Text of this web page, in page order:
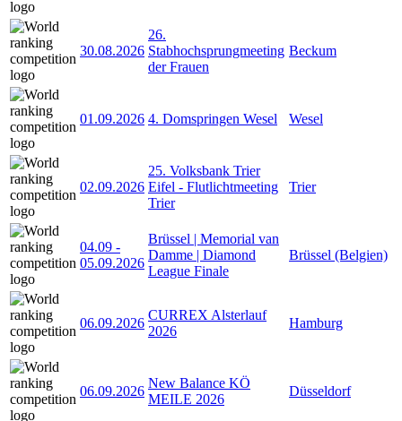
30.08.2026
26.
Stabhochsprungmeeting
der Frauen
Beckum
01.09.2026 4. Domspringen Wesel Wesel
02.09.2026
25. Volksbank Trier
Eifel - Flutlichtmeeting
Trier
Trier
04.09 -
05.09.2026
Brüssel | Memorial van
Damme | Diamond
League Finale
Brüssel (Belgien)
06.09.2026
CURREX Alsterlauf
2026
Hamburg
06.09.2026
New Balance KÖ
MEILE 2026
Düsseldorf